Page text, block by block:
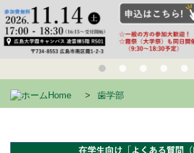
Home 歯学部